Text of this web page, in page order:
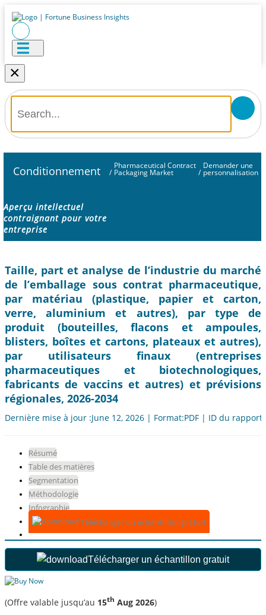
×
Conditionnement /
Pharmaceutical Contract
Packaging Market /
Demander une
personnalisation
Aperçu intellectuel
contraignant pour votre
entreprise
Taille, part et analyse de l’industrie du marché
de l’emballage sous contrat pharmaceutique,
par matériau (plastique, papier et carton,
verre, aluminium et autres), par type de
produit (bouteilles, flacons et ampoules,
blisters, boîtes et cartons, plateaux et autres),
par utilisateurs finaux (entreprises
pharmaceutiques et biotechnologiques,
fabricants de vaccins et autres) et prévisions
régionales, 2026-2034
Dernière mise à jour :June 12, 2026 | Format:PDF | ID du
Résumé
Table des matières
Segmentation
Méthodologie
Infographie
Télécharger un échantillon gratuit
Télécharger un échantillon gratuit
(Offre valable jusqu’au 15th Aug 2026)